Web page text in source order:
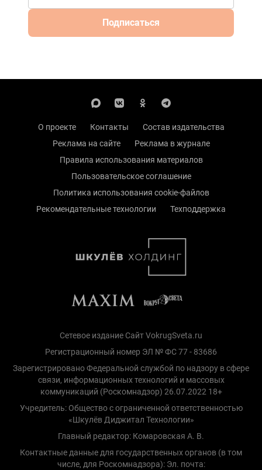
Подписаться
О проекте Контакты
Состав издательства
Реклама на сайте
Реклама в журнале
Правила использования материалов
Пользовательское соглашение
Политика использования cookie-файлов
Рекомендательные технологии
Техподдержка
Сетевое издание Сайт VokrugSveta.ru
Регистрационный номер ЭЛ № ФС 77 - 83686
Зарегистрировано Федеральной службой по надзору в сфере
связи, информационных технологий и массовых
коммуникаций (Роскомнадзор) 26.07.2022 18+
Учредитель: Общество с ограниченной ответственностью
«Шкулёв Диджитал Технологии»
Главный редактор: Комаровская А. В.
Контактные данные для государственных органов (в том
числе, для Роскомнадзора): Эл. почта: